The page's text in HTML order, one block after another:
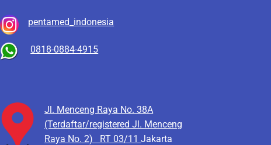
pentamed_indonesia
0818-0884-4915
Jl. Menceng Raya No. 38A
(Terdaftar/registered Jl. Menceng
Raya No. 2) RT 03/11Jakarta